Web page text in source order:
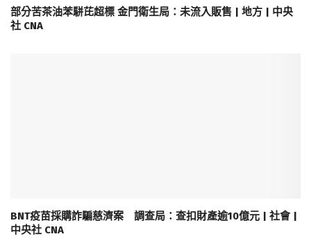
部分苦茶油苯駢芘超標 金門衛生局：未流入販售 | 地方 | 中央
社 CNA
BNT疫苗採購詐騙慈濟案 調查局：查扣財產逾10億元 | 社會 |
中央社 CNA